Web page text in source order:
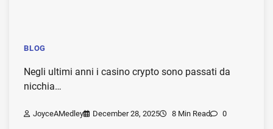
BLOG
Negli ultimi anni i casino crypto sono passati da
nicchia…
JoyceAMedley December 28, 2025 8 Min Read 0